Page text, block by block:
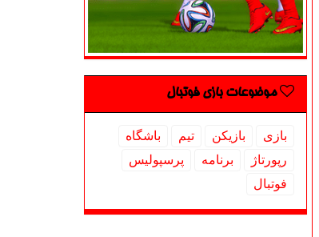
موضوعات بازی فوتبال
بازی بازیكن تیم
باشگاه
رپورتاژ
برنامه
پرسپولیس
فوتبال